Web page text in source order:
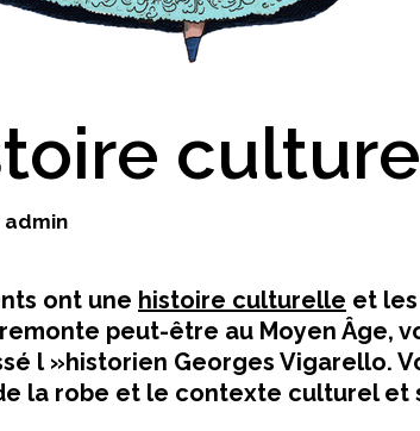
admin
ont une histoire culturelle et
peut-être au Moyen Âge,
l »historien Georges Vigarello.
la robe et le contexte culturel et